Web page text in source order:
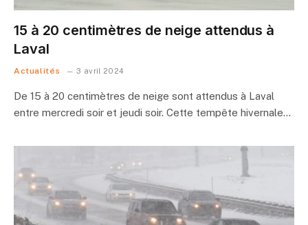
15 à 20 centimètres de neige attendus à
Laval
Actualités 3 avril 2024
De 15 à 20 centimètres de neige sont attendus à Laval
entre mercredi soir et jeudi soir. Cette tempête hivernale…